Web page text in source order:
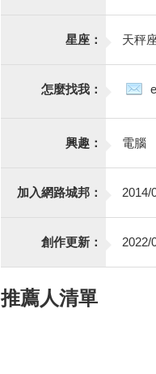
星座： 天秤
怎麼找我：
興趣： 電腦
加入網路城邦： 2014/
創作更新： 2022/
推薦人清單